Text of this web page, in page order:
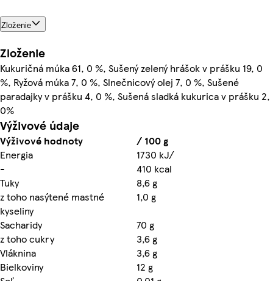
Zloženie
Zloženie
Kukuričná múka 61, 0 %, Sušený zelený hrášok v prášku 19, 0
%, Ryžová múka 7, 0 %, Slnečnicový olej 7, 0 %, Sušené
paradajky v prášku 4, 0 %, Sušená sladká kukurica v prášku 2,
0%
Výživové údaje
Výživové hodnoty
/ 100 g
Energia
1730 kJ/
-
410 kcal
Tuky
8,6 g
z toho nasýtené mastné
kyseliny
1,0 g
Sacharidy
70 g
z toho cukry
3,6 g
Vláknina
3,6 g
Bielkoviny
12 g